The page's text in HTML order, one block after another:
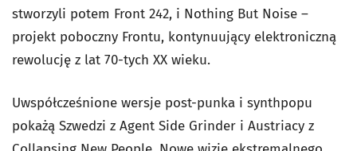
stworzyli potem Front 242, i Nothing But Noise –
projekt poboczny Frontu, kontynuujący elektroniczną
rewolucję z lat 70-tych XX wieku.
Uwspółcześnione wersje post-punka i synthpopu
pokażą Szwedzi z Agent Side Grinder i Austriacy z